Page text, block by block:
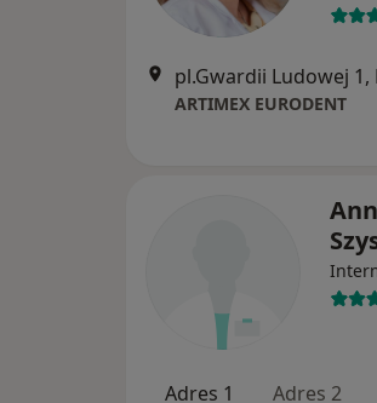
pl.Gwardii Ludowej 1,
ARTIMEX EURODENT
Adres 1 Adres 2